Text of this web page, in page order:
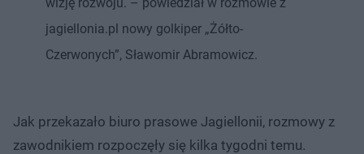
jagiellonia.pl nowy golkiper „Żółto-
Czerwonych”, Sławomir Abramowicz.
Jak przekazało biuro prasowe Jagiellonii, rozmowy z
zawodnikiem rozpoczęły się kilka tygodni temu.